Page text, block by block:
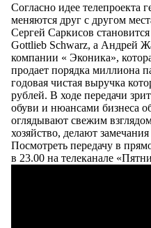
Согласно идее телепроекта
меняются друг с другом
Сергей Саркисов
Gottlieb Schwarz, а Андрей
компании « Эконика»,
продает порядка миллиона
годовая чистая выручка
рублей. В ходе передачи
обуви и нюансами бизнеса
оглядывают свежим
хозяйство, делают
Посмотреть передачу в
в 23.00 на телеканале